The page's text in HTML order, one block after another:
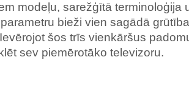
modeļu, sarežģītā terminoloģija
bieži vien sagādā
šos trīs vienkāršus
sev piemērotāko televizoru.